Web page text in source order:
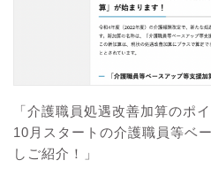
「介護職員処遇改善加算のポ
10月スタートの介護職員等ベ
しご紹介！」